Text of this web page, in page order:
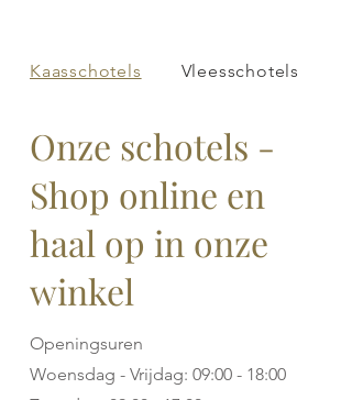
Onze schotels -
Shop online en
haal op in onze
winkel
Openingsuren
Woensdag - Vrijdag: 09:00 - 18:00
Kaasschotels Vleesschotels